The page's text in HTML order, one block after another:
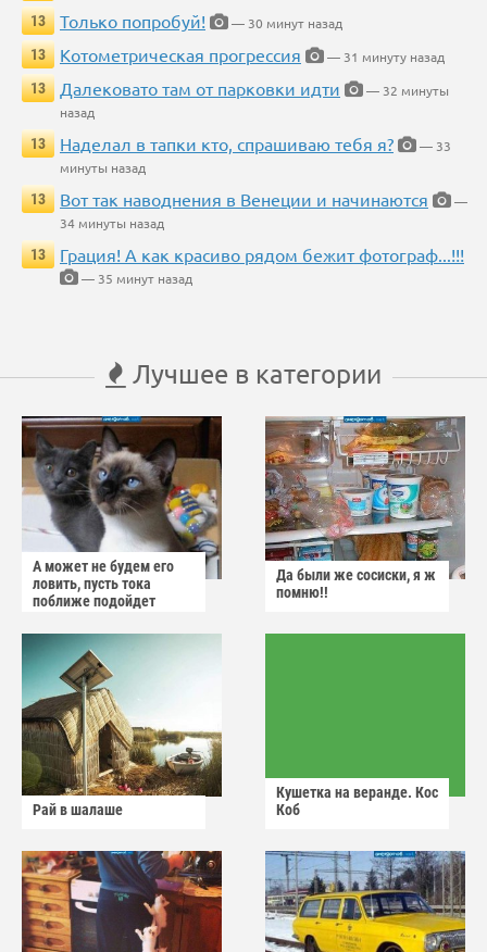
13
Только попробуй!
— 30 минут назад
13
Котометрическая прогрессия
— 31 минуту назад
13
Далековато там от парковки идти
— 32 минуты
назад
13
Наделал в тапки кто, спрашиваю тебя я?
— 33
минуты назад
13
Вот так наводнения в Венеции и начинаются
—
34 минуты назад
13
Грация! А как красиво рядом бежит фотограф...!!!
— 35 минут назад
Лучшее в категории
А может не будем его
ловить, пусть тока
поближе подойдет
Да были же сосиски, я ж
помню!!
Рай в шалаше
Кушетка на веранде. Кос
Коб